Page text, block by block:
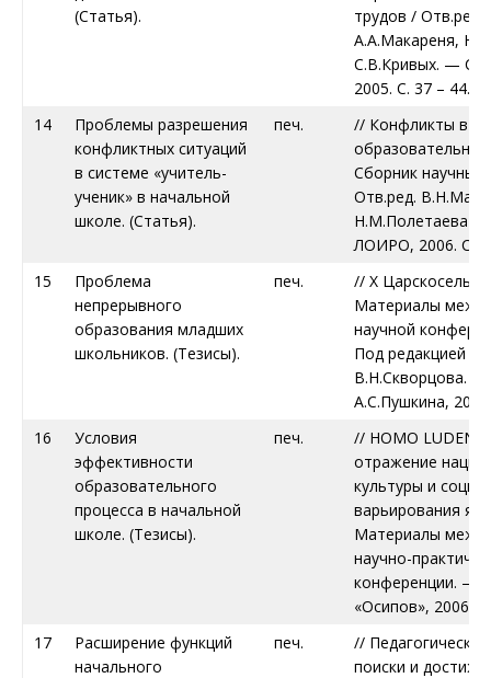
(Статья).
трудов / Отв.ред.
А.А.Макареня,
С.В.Кривых. —
2005. С. 37 – 44.
14
Проблемы разрешения
конфликтных ситуаций
в системе «учитель-
ученик» в начальной
школе. (Статья).
печ.
// Конфликты в
образовательной
Сборник научных
Отв.ред.
Н.М.Полетаева —
ЛОИРО, 2006. С.
15
Проблема
непрерывного
образования младших
школьников. (Тезисы).
печ.
// Х
Материалы
научной
Под редакцией
В.Н.Скворцова. –
А.С.Пушкина,
16
Условия
эффективности
образовательного
процесса в начальной
школе. (Тезисы).
печ.
// HOMO LUDENS
отражение
культуры и
варьирования
Материалы
научно-
конференции. –
«Осипов», 2006.
17
Расширение функций
начального
печ.
//
поиски и